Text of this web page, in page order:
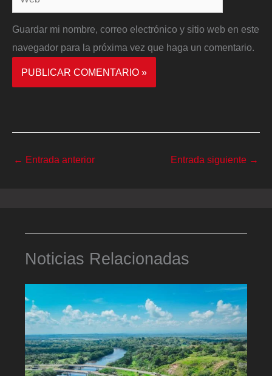
Guardar mi nombre, correo electrónico y sitio web en este
navegador para la próxima vez que haga un comentario.
← Entrada anterior Entrada siguiente →
Noticias Relacionadas